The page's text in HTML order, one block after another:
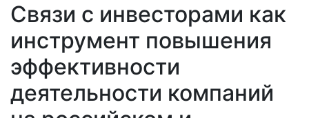
Связи с инвесторами как
инструмент повышения
эффективности
деятельности компаний